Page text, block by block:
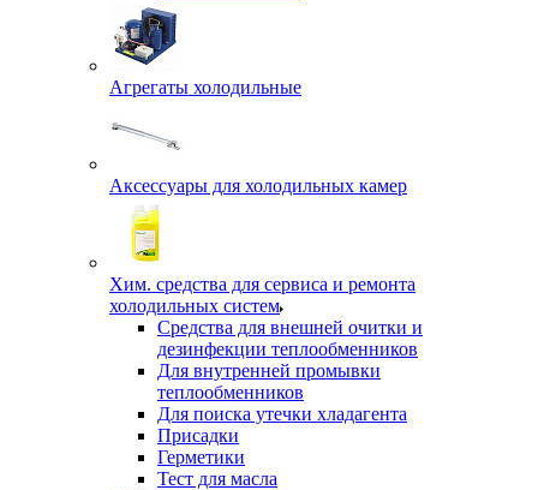
Агрегаты холодильные
Аксессуары для холодильных камер
Хим. средства для сервиса и ремонта
холодильных систем
Средства для внешней очитки и
дезинфекции теплообменников
Для внутренней промывки
теплообменников
Для поиска утечки хладагента
Присадки
Герметики
Тест для масла